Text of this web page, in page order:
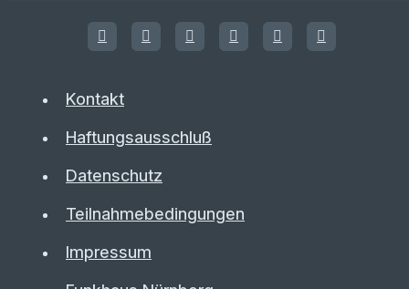
Kontakt
Haftungsausschluß
Datenschutz
Teilnahmebedingungen
Impressum